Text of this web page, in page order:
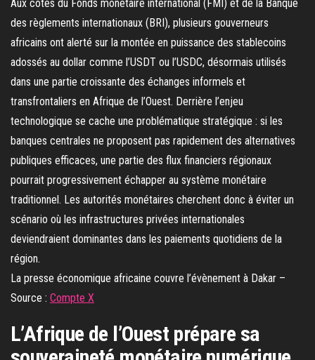
La presse économique africaine couvre l’évènement à Dakar –
Source : Compte X
L’Afrique de l’Ouest prépare sa